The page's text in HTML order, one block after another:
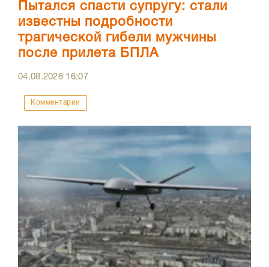
Пытался спасти супругу: стали
известны подробности
трагической гибели мужчины
после прилета БПЛА
04.08.2026 16:07
Комментарии